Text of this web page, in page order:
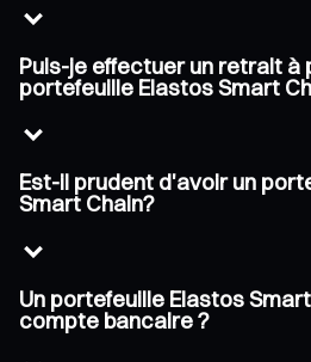
Puis-je effectuer un retrait à
portefeuille Elastos Smart
Est-il prudent d'avoir un
Smart Chain?
Un portefeuille Elastos
compte bancaire ?